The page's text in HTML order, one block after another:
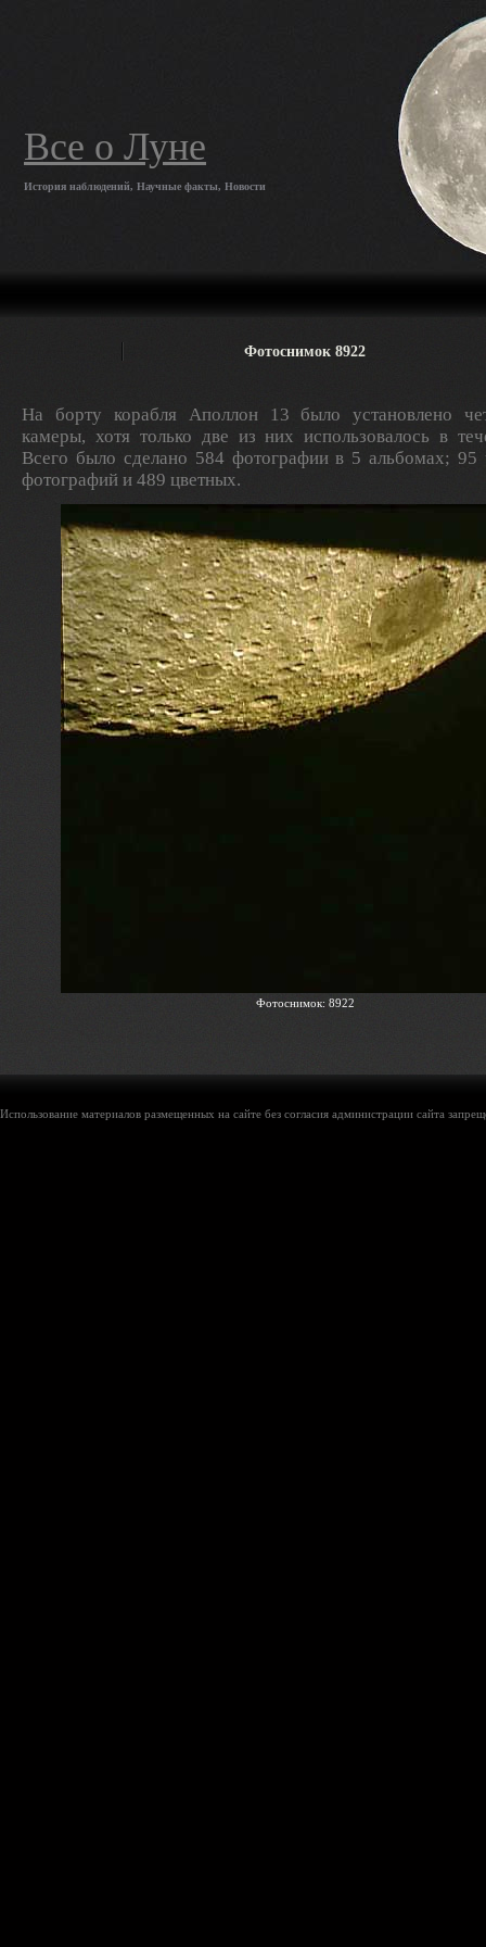
Все о Луне
История наблюдений, Научные факты, Новости
Фотоснимок 8922
На борту корабля Аполлон 13 было установлено
камеры, хотя только две из них использовалось в
Всего было сделано 584 фотографии в 5 альбомах; 95
фотографий и 489 цветных.
Фотоснимок: 8922
Использование материалов размещенных на сайте без согласия администрации сайта